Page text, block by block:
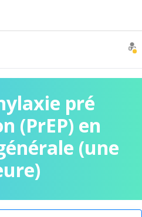
pré
(PrEP) en
(une